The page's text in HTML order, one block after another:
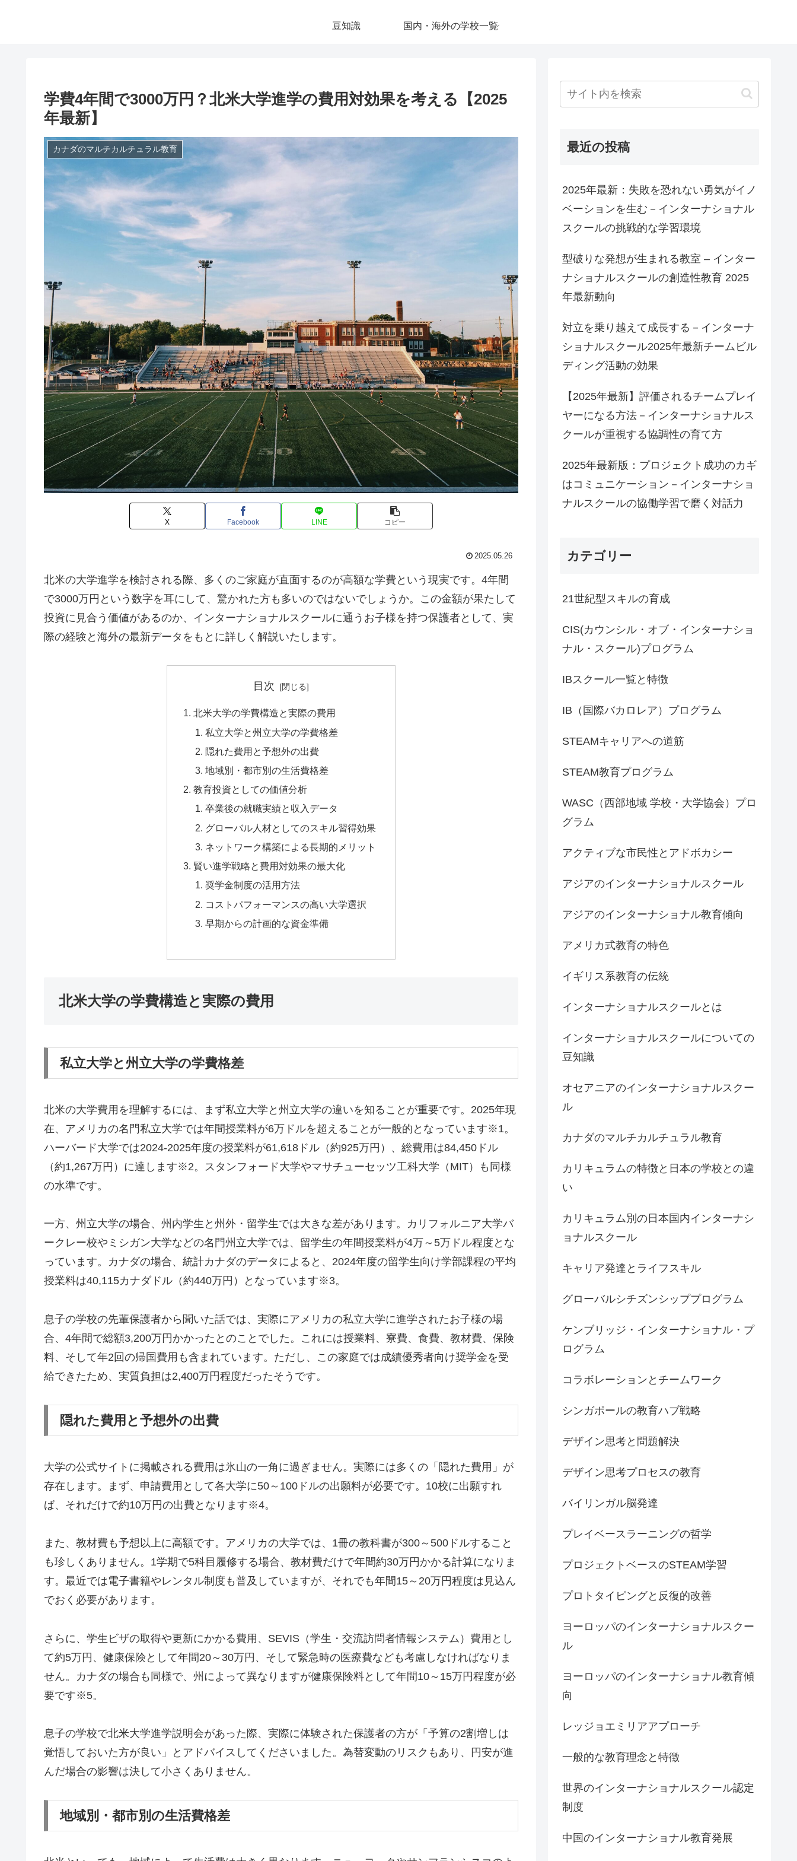
豆知識 国内・海外の学校一覧
学費4年間で3000万円？北米大学進学の費用対効果を考える【2025
年最新】
カナダのマルチカルチュラル教育
X Facebook LINE コピー
2025.05.26
北米の大学進学を検討される際、多くのご家庭が直面するのが高額な学費という現実です。4年間
で3000万円という数字を耳にして、驚かれた方も多いのではないでしょうか。この金額が果たして
投資に見合う価値があるのか、インターナショナルスクールに通うお子様を持つ保護者として、実
際の経験と海外の最新データをもとに詳しく解説いたします。
目次
北米大学の学費構造と実際の費用
私立大学と州立大学の学費格差
隠れた費用と予想外の出費
地域別・都市別の生活費格差
教育投資としての価値分析
卒業後の就職実績と収入データ
グローバル人材としてのスキル習得効果
ネットワーク構築による長期的メリット
賢い進学戦略と費用対効果の最大化
奨学金制度の活用方法
コストパフォーマンスの高い大学選択
早期からの計画的な資金準備
北米大学の学費構造と実際の費用
私立大学と州立大学の学費格差
北米の大学費用を理解するには、まず私立大学と州立大学の違いを知ることが重要です。2025年現
在、アメリカの名門私立大学では年間授業料が6万ドルを超えることが一般的となっています※1。
ハーバード大学では2024-2025年度の授業料が61,618ドル（約925万円）、総費用は84,450ドル
（約1,267万円）に達します※2。スタンフォード大学やマサチューセッツ工科大学（MIT）も同様
の水準です。
一方、州立大学の場合、州内学生と州外・留学生では大きな差があります。カリフォルニア大学バ
ークレー校やミシガン大学などの名門州立大学では、留学生の年間授業料が4万～5万ドル程度とな
っています。カナダの場合、統計カナダのデータによると、2024年度の留学生向け学部課程の平均
授業料は40,115カナダドル（約440万円）となっています※3。
息子の学校の先輩保護者から聞いた話では、実際にアメリカの私立大学に進学されたお子様の場
合、4年間で総額3,200万円かかったとのことでした。これには授業料、寮費、食費、教材費、保険
料、そして年2回の帰国費用も含まれています。ただし、この家庭では成績優秀者向け奨学金を受
給できたため、実質負担は2,400万円程度だったそうです。
隠れた費用と予想外の出費
大学の公式サイトに掲載される費用は氷山の一角に過ぎません。実際には多くの「隠れた費用」が
存在します。まず、申請費用として各大学に50～100ドルの出願料が必要です。10校に出願すれ
ば、それだけで約10万円の出費となります※4。
また、教材費も予想以上に高額です。アメリカの大学では、1冊の教科書が300～500ドルすること
も珍しくありません。1学期で5科目履修する場合、教材費だけで年間約30万円かかる計算になりま
す。最近では電子書籍やレンタル制度も普及していますが、それでも年間15～20万円程度は見込ん
でおく必要があります。
さらに、学生ビザの取得や更新にかかる費用、SEVIS（学生・交流訪問者情報システム）費用とし
て約5万円、健康保険として年間20～30万円、そして緊急時の医療費なども考慮しなければなりま
せん。カナダの場合も同様で、州によって異なりますが健康保険料として年間10～15万円程度が必
要です※5。
息子の学校で北米大学進学説明会があった際、実際に体験された保護者の方が「予算の2割増しは
覚悟しておいた方が良い」とアドバイスしてくださいました。為替変動のリスクもあり、円安が進
んだ場合の影響は決して小さくありません。
地域別・都市別の生活費格差
最近の投稿
2025年最新：失敗を恐れない勇気がイノ
ベーションを生む－インターナショナル
スクールの挑戦的な学習環境
型破りな発想が生まれる教室 – インター
ナショナルスクールの創造性教育 2025
年最新動向
対立を乗り越えて成長する－インターナ
ショナルスクール2025年最新チームビル
ディング活動の効果
【2025年最新】評価されるチームプレイ
ヤーになる方法－インターナショナルス
クールが重視する協調性の育て方
2025年最新版：プロジェクト成功のカギ
はコミュニケーション－インターナショ
ナルスクールの協働学習で磨く対話力
カテゴリー
21世紀型スキルの育成
CIS(カウンシル・オブ・インターナショ
ナル・スクール)プログラム
IBスクール一覧と特徴
IB（国際バカロレア）プログラム
STEAMキャリアへの道筋
STEAM教育プログラム
WASC（西部地域 学校・大学協会）プロ
グラム
アクティブな市民性とアドボカシー
アジアのインターナショナルスクール
アジアのインターナショナル教育傾向
アメリカ式教育の特色
イギリス系教育の伝統
インターナショナルスクールとは
インターナショナルスクールについての
豆知識
オセアニアのインターナショナルスクー
ル
カナダのマルチカルチュラル教育
カリキュラムの特徴と日本の学校との違
い
カリキュラム別の日本国内インターナシ
ョナルスクール
キャリア発達とライフスキル
グローバルシチズンシッププログラム
ケンブリッジ・インターナショナル・プ
ログラム
コラボレーションとチームワーク
シンガポールの教育ハブ戦略
デザイン思考と問題解決
デザイン思考プロセスの教育
バイリンガル脳発達
プレイベースラーニングの哲学
プロジェクトベースのSTEAM学習
プロトタイピングと反復的改善
ヨーロッパのインターナショナルスクー
ル
ヨーロッパのインターナショナル教育傾
向
レッジョエミリアアプローチ
一般的な教育理念と特徴
世界のインターナショナルスクール認定
制度
中国のインターナショナル教育発展